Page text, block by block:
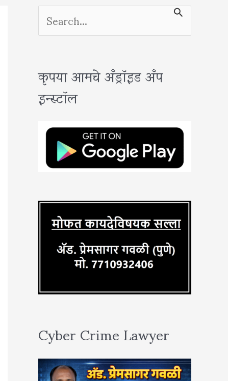
S
e
r
c
:
कृपया आमचे अँड्रॉइड अँप
इन्स्टॉल
Cyber Crime Lawyer